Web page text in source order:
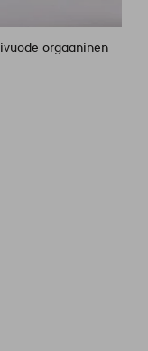
orgaaninen